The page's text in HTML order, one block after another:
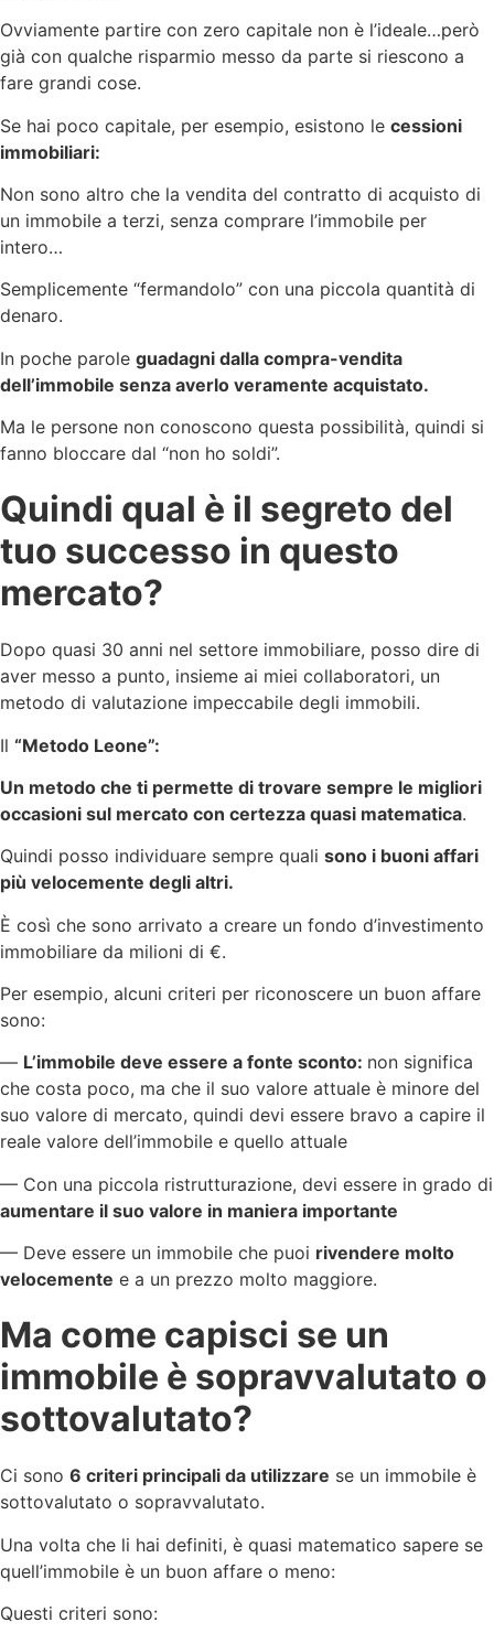
Ovviamente partire con zero capitale non è l’ideale…però
già con qualche risparmio messo da parte si riescono a
fare grandi cose.
Se hai poco capitale, per esempio, esistono le cessioni
immobiliari:
Non sono altro che la vendita del contratto di acquisto di
un immobile a terzi, senza comprare l’immobile per
intero…
Semplicemente “fermandolo” con una piccola quantità di
denaro.
In poche parole guadagni dalla compra-vendita
dell’immobile senza averlo veramente acquistato.
Ma le persone non conoscono questa possibilità, quindi si
fanno bloccare dal “non ho soldi”.
Quindi qual è il segreto del
tuo successo in questo
mercato?
Dopo quasi 30 anni nel settore immobiliare, posso dire di
aver messo a punto, insieme ai miei collaboratori, un
metodo di valutazione impeccabile degli immobili.
Il “Metodo Leone”:
Un metodo che ti permette di trovare sempre le migliori
occasioni sul mercato con certezza quasi matematica.
Quindi posso individuare sempre quali sono i buoni affari
più velocemente degli altri.
È così che sono arrivato a creare un fondo d’investimento
immobiliare da milioni di €.
Per esempio, alcuni criteri per riconoscere un buon affare
sono:
— L’immobile deve essere a fonte sconto: non significa
che costa poco, ma che il suo valore attuale è minore del
suo valore di mercato, quindi devi essere bravo a capire il
reale valore dell’immobile e quello attuale
— Con una piccola ristrutturazione, devi essere in grado di
aumentare il suo valore in maniera importante
— Deve essere un immobile che puoi rivendere molto
velocemente e a un prezzo molto maggiore.
Ma come capisci se un
immobile è sopravvalutato o
sottovalutato?
Ci sono 6 criteri principali da utilizzare se un immobile è
sottovalutato o sopravvalutato.
Una volta che li hai definiti, è quasi matematico sapere se
quell’immobile è un buon affare o meno:
Questi criteri sono: